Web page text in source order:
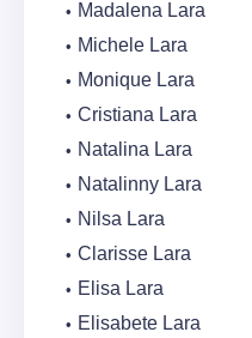
Madalena Lara
Michele Lara
Monique Lara
Cristiana Lara
Natalina Lara
Natalinny Lara
Nilsa Lara
Clarisse Lara
Elisa Lara
Elisabete Lara